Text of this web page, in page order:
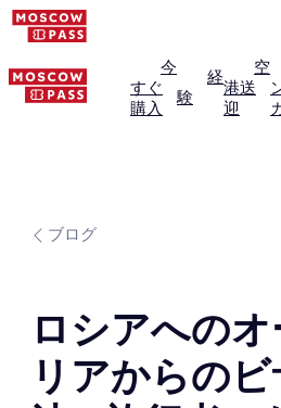
今
すぐ
購入
経
験
空
港送
迎
ブログ
ロシアへの
リアからの